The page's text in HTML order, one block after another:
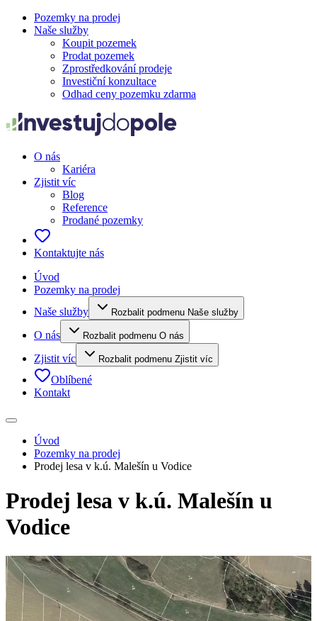
Pozemky na prodej
Naše služby
Koupit pozemek
Prodat pozemek
Zprostředkování prodeje
Investiční konzultace
Odhad ceny pozemku zdarma
O nás
Kariéra
Zjistit víc
Blog
Reference
Prodané pozemky
Kontaktujte nás
Úvod
Pozemky na prodej
Naše služby
Rozbalit podmenu Naše služby
O nás Rozbalit podmenu O nás
Zjistit víc Rozbalit podmenu Zjistit víc
Oblíbené
Kontakt
Úvod
Pozemky na prodej
Prodej lesa v k.ú. Malešín u Vodice
Prodej lesa v k.ú. Malešín u
Vodice